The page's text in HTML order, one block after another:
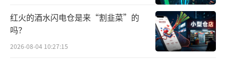
红火的酒水闪电仓是来“割韭菜”的
吗？
2026-08-04 10:27:15